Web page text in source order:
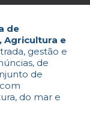
de
Agricultura e
gestão e
de
de
do mar e